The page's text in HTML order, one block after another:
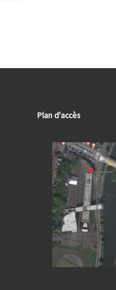
Plan d'accès